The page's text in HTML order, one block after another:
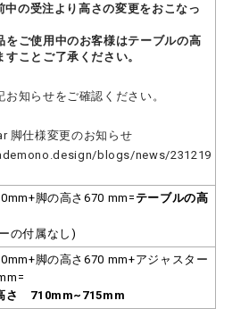
中の受注より高さの変更をおこなっ
をご使用中のお客様はテーブルの高
すことご了承ください。
お知らせをご確認ください。
脚仕様変更のお知らせ
blogs/news/231219
脚の高さ670 mm=テーブルの高
の付属なし)
脚の高さ670 mm+アジャスター
さ 710mm~715mm